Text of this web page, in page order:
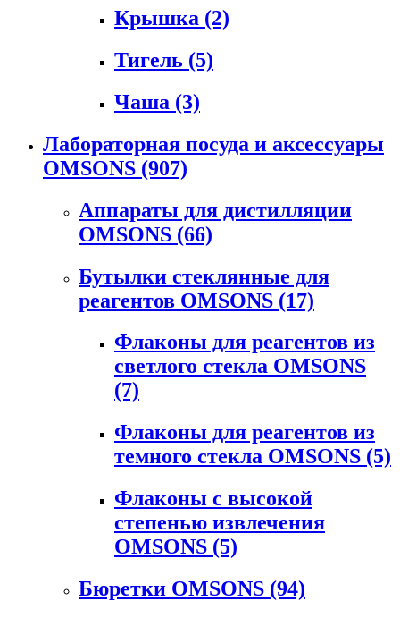
Крышка (2)
Тигель (5)
Чаша (3)
Лабораторная посуда и аксессуары
OMSONS (907)
Аппараты для дистилляции
OMSONS (66)
Бутылки стеклянные для
реагентов OMSONS (17)
Флаконы для реагентов из
светлого стекла OMSONS
(7)
Флаконы для реагентов из
темного стекла OMSONS (5)
Флаконы с высокой
степенью извлечения
OMSONS (5)
Бюретки OMSONS (94)